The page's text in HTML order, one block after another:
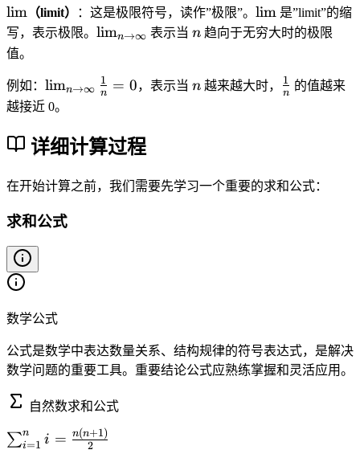
n
^
{
+
3
\l
i
m
lim （limit） ：这是极限符号，读作”极限”。 \l
i
lim 是”limit”的缩
写，表示极限。 \l
_
\
t
\i
limn→∞ 表示当 n
n 趋向于无穷大时的极限
值。
例如： \l
i
_
{
n
\
t
o
}
\f
r
a
c
{
1
limn→∞ n
1 = 0，表示当 n
n越来越大时，
\
{
1
n
1 的值越来
越接近 0。
详细计算过程
在开始计算之前，我们需要先学习一个重要的求和公式：
求和公式
数学公式
公式是数学中表达数量关系、结构规律的符号表达式，是解决
数学问题的重要工具。重要结论公式应熟练掌握和灵活应用。
自然数求和公式
\
∑i=1
n i = 2
n(n+1)